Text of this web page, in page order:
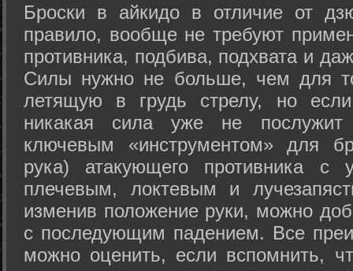
Броски в айкидо в отличие от
правило, вообще не требуют
противника, подбива, подхвата и
Силы нужно не больше, чем для
летящую в грудь стрелу, но
никакая сила уже не
ключевым «инструментом» для
рука) атакующего противника с
плечевым, локтевым и
изменив положение руки, можно
с последующим падением. Все
можно оценить, если вспомнить,